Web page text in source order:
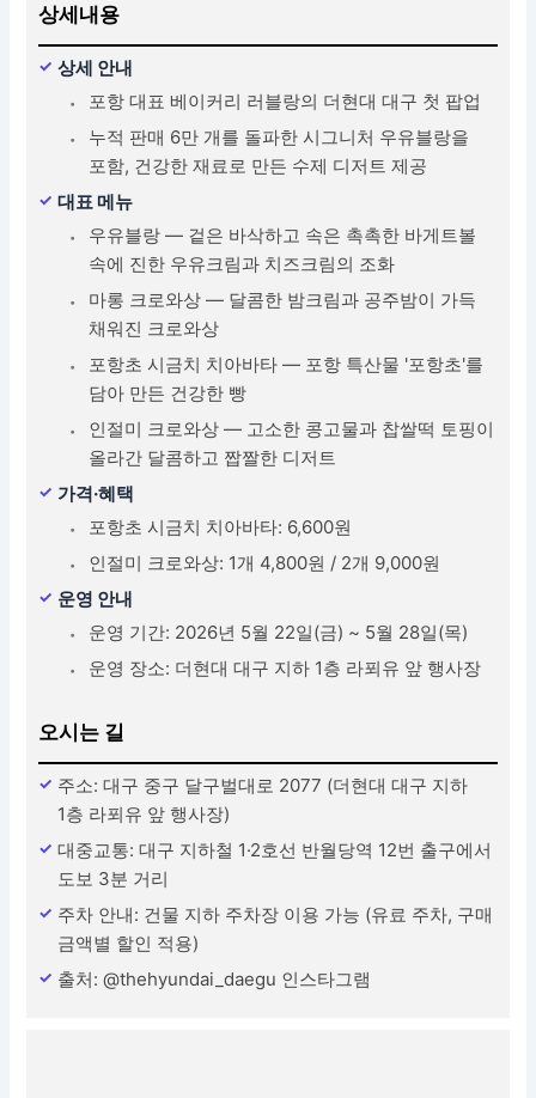
상세내용
상세 안내
포항 대표 베이커리 러블랑의 더현대 대구 첫 팝업
누적 판매 6만 개를 돌파한 시그니처 우유블랑을
포함, 건강한 재료로 만든 수제 디저트 제공
대표 메뉴
우유블랑 — 겉은 바삭하고 속은 촉촉한 바게트볼
속에 진한 우유크림과 치즈크림의 조화
마롱 크로와상 — 달콤한 밤크림과 공주밤이 가득
채워진 크로와상
포항초 시금치 치아바타 — 포항 특산물 '포항초'를
담아 만든 건강한 빵
인절미 크로와상 — 고소한 콩고물과 찹쌀떡 토핑이
올라간 달콤하고 짭짤한 디저트
가격·혜택
포항초 시금치 치아바타: 6,600원
인절미 크로와상: 1개 4,800원 / 2개 9,000원
운영 안내
운영 기간: 2026년 5월 22일(금) ~ 5월 28일(목)
운영 장소: 더현대 대구 지하 1층 라푀유 앞 행사장
오시는 길
주소: 대구 중구 달구벌대로 2077 (더현대 대구 지하
1층 라푀유 앞 행사장)
대중교통: 대구 지하철 1·2호선 반월당역 12번 출구에서
도보 3분 거리
주차 안내: 건물 지하 주차장 이용 가능 (유료 주차, 구매
금액별 할인 적용)
출처: @thehyundai_daegu 인스타그램